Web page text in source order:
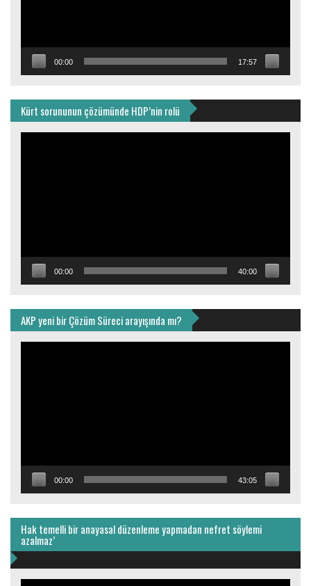
00:00 17:57
Kürt sorununun çözümünde HDP’nin rolü
00:00 40:00
AKP yeni bir Çözüm Süreci arayışında mı?
00:00 43:05
Hak temelli bir anayasal düzenleme yapmadan nefret söylemi
azalmaz’